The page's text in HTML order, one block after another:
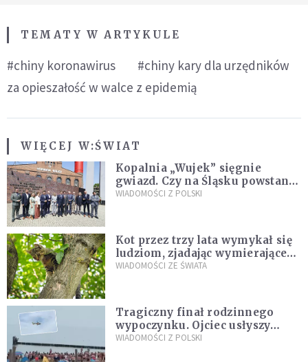
TEMATY W ARTYKULE
#chiny koronawirus
#chiny kary dla urzędników
za opieszałość w walce z epidemią
WIĘCEJ W:ŚWIAT
Kopalnia „Wujek” sięgnie
gwiazd. Czy na Śląsku powstanie
„Dolina Krzemowa”?
WIADOMOŚCI Z POLSKI
Kot przez trzy lata wymykał się
ludziom, zjadając wymierające
kaczki. W końcu popełnił
WIADOMOŚCI ZE ŚWIATA
Tragiczny finał rodzinnego
wypoczynku. Ojciec usłyszy
zarzuty
WIADOMOŚCI Z POLSKI